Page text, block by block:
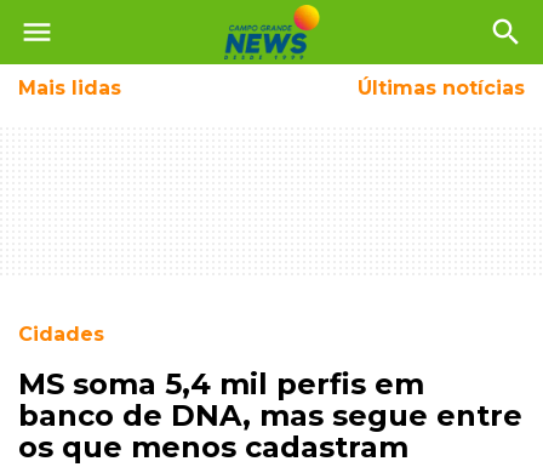
menu search
Mais lidas Últimas notícias
Cidades
MS soma 5,4 mil perfis em
banco de DNA, mas segue entre
os que menos cadastram